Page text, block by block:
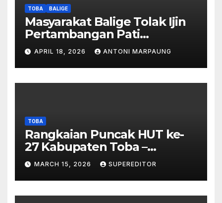
Dipalsukan
TOBA BALIGE
Masyarakat Balige Tolak Ijin
Pertambangan Pati
Simanjuntak – btc Akan
Investigasi Proses Perijinan
APRIL 18, 2026 ANTONI MARPAUNG
TOBA
Rangkaian Puncak HUT ke-
27 Kabupaten Toba –
Panjatkan Doa Untuk
Kesejahteraan
MARCH 15, 2026 SUPEREDITOR